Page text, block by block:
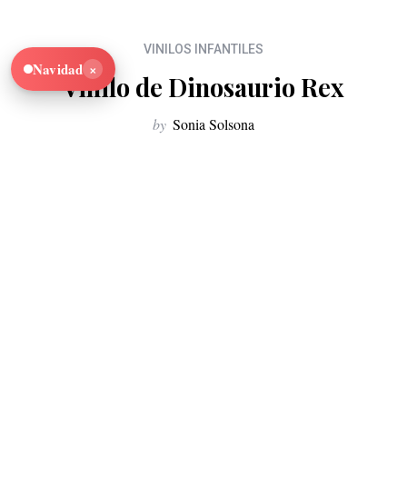
VINILOS INFANTILES
Vinilo de Dinosaurio Rex
by Sonia Solsona
Navidad ×